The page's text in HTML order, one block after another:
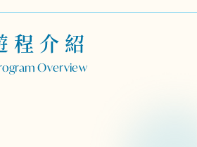
程介紹
Overview